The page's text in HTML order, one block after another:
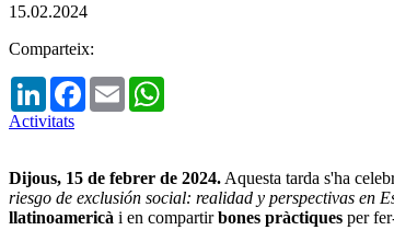
15.02.2024
Comparteix:
LinkedInFacebook
Email
Activitats
Dijous, 15 de febrer de 2024. Aquesta tarda s'ha
riesgo de exclusión social: realidad y perspectivas en
llatinoamericà i en compartirbones pràctiques per